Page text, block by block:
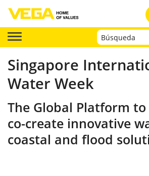
Singapore
Water Week
The Global Platform
co-create innovative
coastal and flood